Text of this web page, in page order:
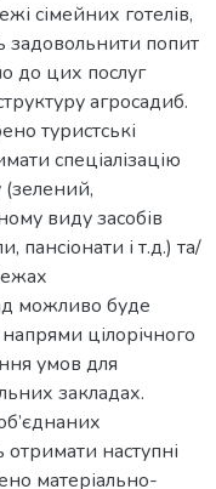
сімейних готелів,
задовольнити попит
до цих послуг
агросадиб.
туристські
спеціалізацію
(зелений,
виду засобів
пансіонати і т.д.) та/
можливо буде
цілорічного
умов для
закладах.
наступні
матеріально-